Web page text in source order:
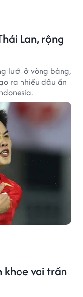
Lan, rộng
lưới ở vòng bảng,
ra nhiều dấu ấn
khoe vai trần